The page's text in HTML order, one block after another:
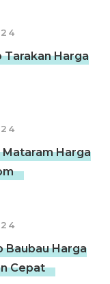
Tarakan Harga
Mataram Harga
Baubau Harga
Cepat